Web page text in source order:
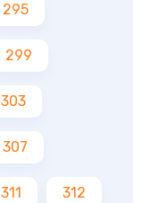
295
299
303
307
311 312